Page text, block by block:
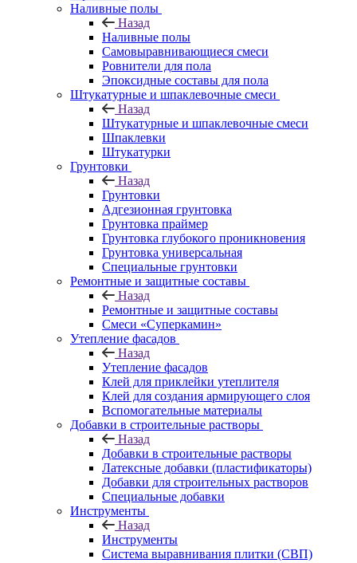
Наливные полы
Назад
Наливные полы
Самовыравнивающиеся смеси
Ровнители для пола
Эпоксидные составы для пола
Штукатурные и шпаклевочные смеси
Назад
Штукатурные и шпаклевочные смеси
Шпаклевки
Штукатурки
Грунтовки
Назад
Грунтовки
Адгезионная грунтовка
Грунтовка праймер
Грунтовка глубокого проникновения
Грунтовка универсальная
Специальные грунтовки
Ремонтные и защитные составы
Назад
Ремонтные и защитные составы
Смеси «Суперкамин»
Утепление фасадов
Назад
Утепление фасадов
Клей для приклейки утеплителя
Клей для создания армирующего слоя
Вспомогательные материалы
Добавки в строительные растворы
Назад
Добавки в строительные растворы
Латексные добавки (пластификаторы)
Добавки для строительных растворов
Специальные добавки
Инструменты
Назад
Инструменты
Система выравнивания плитки (СВП)